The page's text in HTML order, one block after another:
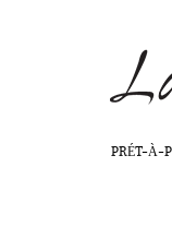
PRÉT-À-